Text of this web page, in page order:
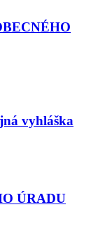
vyhláška
ÚRADU